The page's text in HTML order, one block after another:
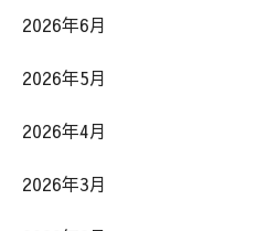
2026年6月
2026年5月
2026年4月
2026年3月